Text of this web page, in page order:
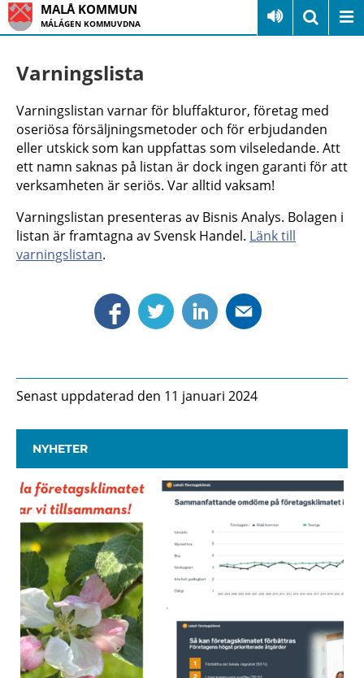
MALÅ KOMMUN
MÁLÁGEN KOMMUVDNA
Varningslista
Varningslistan varnar för bluffakturor, företag med
oseriösa försäljningsmetoder och för erbjudanden
eller utskick som kan uppfattas som vilseledande. Att
ett namn saknas på listan är dock ingen garanti för att
verksamheten är seriös. Var alltid vaksam!
Varningslistan presenteras av Bisnis Analys. Bolagen i
listan är framtagna av Svensk Handel. Länk till
varningslistan.
Senast uppdaterad den 11 januari 2024
NYHETER